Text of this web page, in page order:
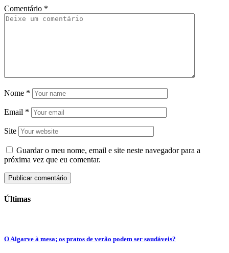
Comentário *
Nome *
Email *
Site
Guardar o meu nome, email e site neste navegador para a
próxima vez que eu comentar.
Últimas
O Algarve à mesa; os pratos de verão podem ser saudáveis?